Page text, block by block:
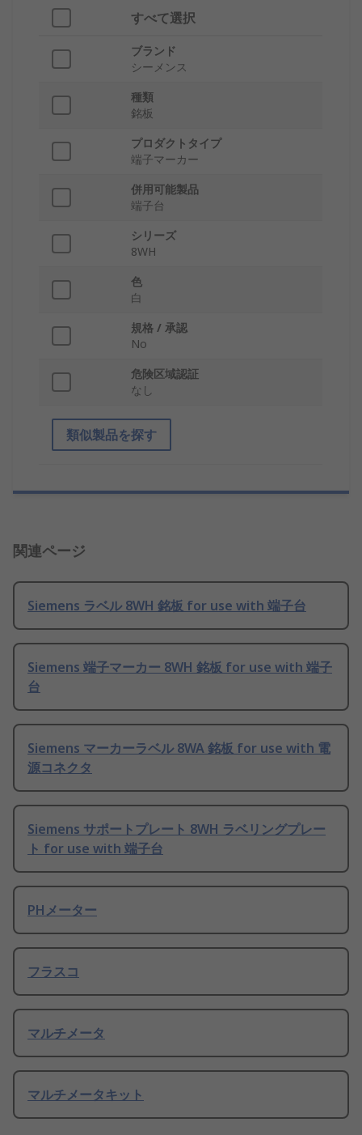
すべて選択
ブランド
シーメンス
種類
銘板
プロダクトタイプ
端子マーカー
併用可能製品
端子台
シリーズ
8WH
色
白
規格 / 承認
No
危険区域認証
なし
類似製品を探す
関連ページ
Siemens ラベル 8WH 銘板 for use with 端子台
Siemens 端子マーカー 8WH 銘板 for use with 端子
台
Siemens マーカーラベル 8WA 銘板 for use with 電
源コネクタ
Siemens サポートプレート 8WH ラベリングプレー
ト for use with 端子台
PHメーター
フラスコ
マルチメータ
マルチメータキット